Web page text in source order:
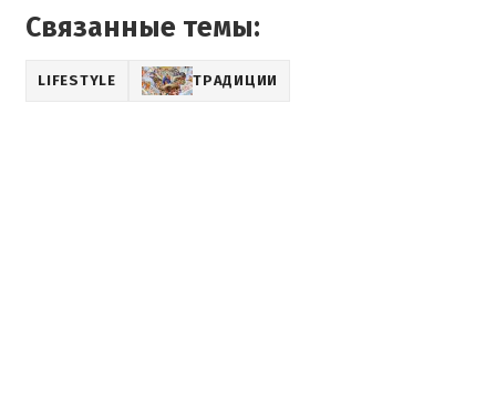
Связанные темы:
LIFESTYLE ТРАДИЦИИ